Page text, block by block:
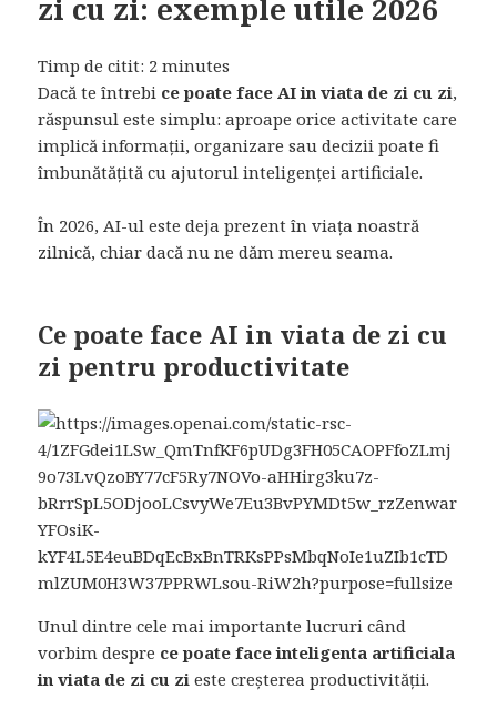
zi cu zi: exemple utile 2026
Timp de citit: 2 minutes
Dacă te întrebi ce poate face AI in viata de zi cu zi,
răspunsul este simplu: aproape orice activitate care
implică informații, organizare sau decizii poate fi
îmbunătățită cu ajutorul inteligenței artificiale.
În 2026, AI-ul este deja prezent în viața noastră
zilnică, chiar dacă nu ne dăm mereu seama.
Ce poate face AI in viata de zi cu
zi pentru productivitate
Unul dintre cele mai importante lucruri când
vorbim despre ce poate face inteligenta artificiala
in viata de zi cu zi este creșterea productivității.